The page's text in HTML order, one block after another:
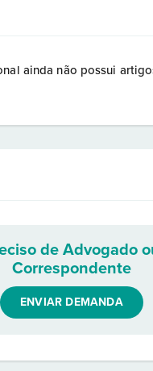
ainda não possui
de Advogado
Correspondente
ENVIAR DEMANDA